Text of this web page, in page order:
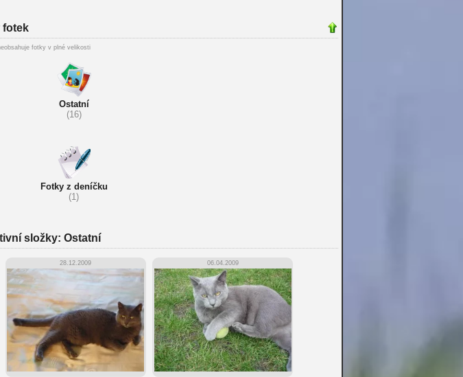
fotek
fotky v plné velikosti
Ostatní
(16)
Fotky z deníčku
(1)
složky: Ostatní
28.12.2009 06.04.2009